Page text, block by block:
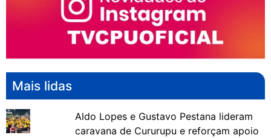
Mais lidas
Aldo Lopes e Gustavo Pestana lideram
caravana de Cururupu e reforçam apoio